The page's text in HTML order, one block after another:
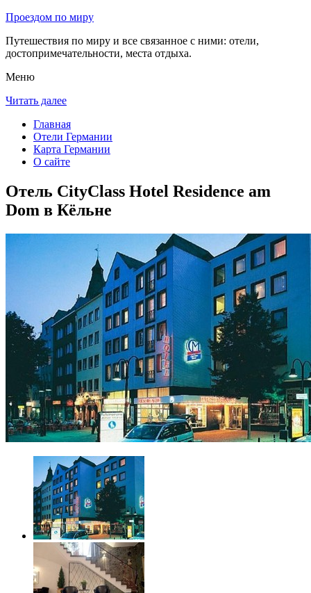
Проездом по миру
Путешествия по миру и все связанное с ними: отели,
достопримечательности, места отдыха.
Меню
Читать далее
Главная
Отели Германии
Карта Германии
О сайте
Отель CityClass Hotel Residence am
Dom в Кёльне